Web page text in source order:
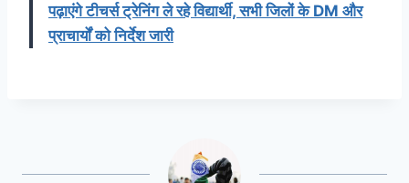
पढ़ाएंगे टीचर्स ट्रेनिंग ले रहे विद्यार्थी, सभी जिलों के DM और
प्राचार्यों को निर्देश जारी